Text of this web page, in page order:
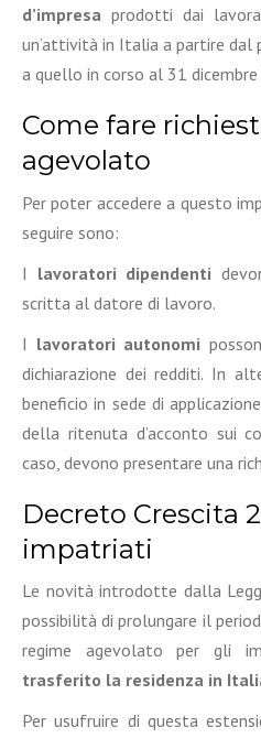
d’impresa prodotti dai
un’attività in Italia a partire dal
a quello in corso al 31
Come fare
agevolato
Per poter accedere a questo
seguire sono:
I lavoratori dipendenti
scritta al datore di lavoro.
I lavoratori autonomi
dichiarazione dei redditi. In
beneficio in sede di
della ritenuta d’acconto sui
caso, devono presentare una
Decreto Crescita
impatriati
Le novità introdotte dalla
possibilità di prolungare il
regime agevolato per gli
trasferito la residenza in
Per usufruire di questa